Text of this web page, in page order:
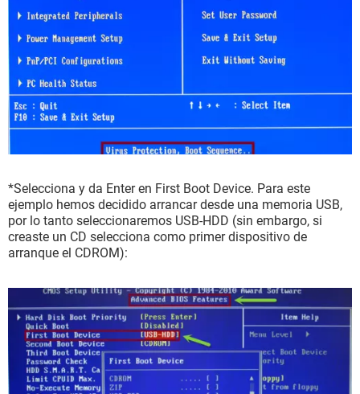
*Selecciona y da Enter en First Boot Device. Para este
ejemplo hemos decidido arrancar desde una memoria USB,
por lo tanto seleccionaremos USB-HDD (sin embargo, si
creaste un CD selecciona como primer dispositivo de
arranque el CDROM):